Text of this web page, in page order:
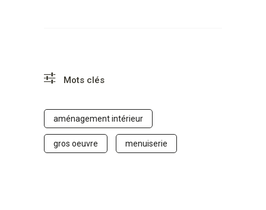
Mots clés
aménagement intérieur
gros oeuvre menuiserie